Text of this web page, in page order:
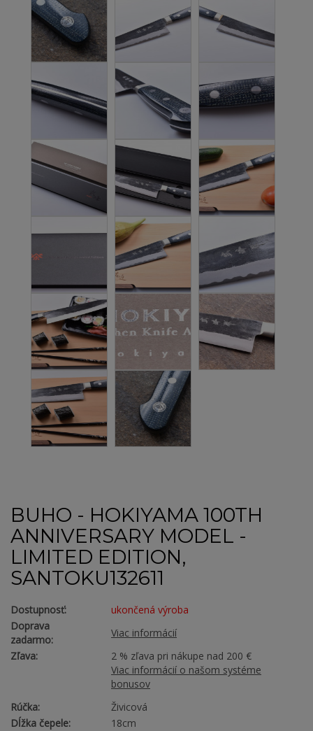
BUHO - HOKIYAMA 100TH
ANNIVERSARY MODEL -
LIMITED EDITION,
SANTOKU132611
Dostupnosť:
ukončená výroba
Doprava
zadarmo:
Viac informácií
Zľava:
2 % zľava pri nákupe nad 200 €
Viac informácií o našom systéme
bonusov
Rúčka:
Živicová
Dĺžka čepele:
18cm